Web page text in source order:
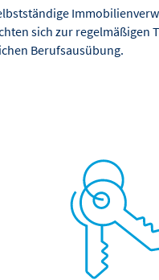
sich zur regelmäßigen
Berufsausübung.